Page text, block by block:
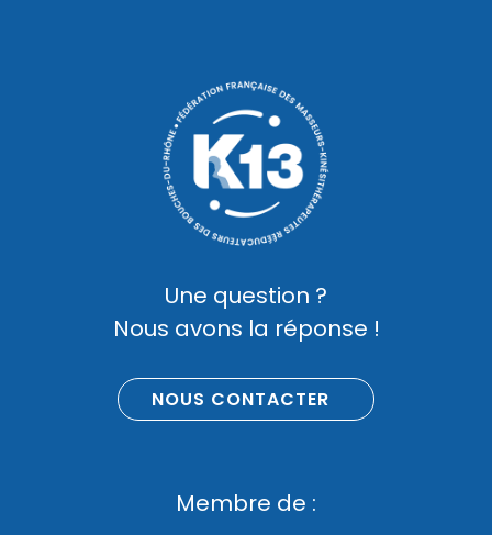
Une question ?
Nous avons la réponse !
NOUS CONTACTER
Membre de :